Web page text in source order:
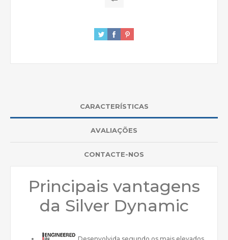
CARACTERÍSTICAS
AVALIAÇÕES
CONTACTE-NOS
Principais vantagens
da Silver Dynamic